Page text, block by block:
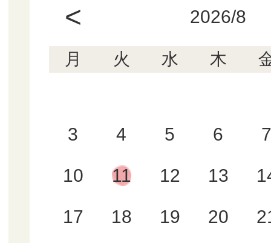
< 2026/8
月 火 水 木
3 4 5 6 7
10 11 12 13
17 18 19 20